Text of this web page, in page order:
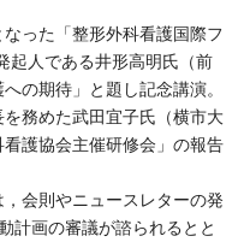
った「整形外科看護国際フ
起人である井形高明氏（前
の期待」と題し記念講演。
務めた武田宜子氏（横市大
護協会主催研修会」の報告
会則やニュースレターの発
計画の審議が諮られるとと